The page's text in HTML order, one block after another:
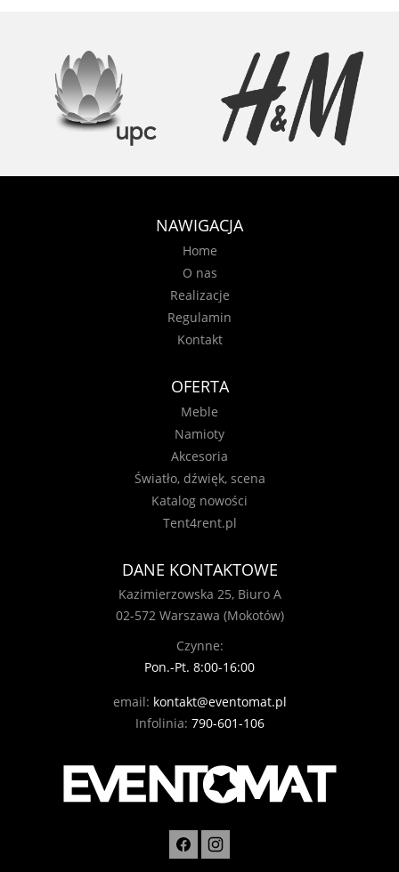
NAWIGACJA
Home
O nas
Realizacje
Regulamin
Kontakt
OFERTA
Meble
Namioty
Akcesoria
Światło, dźwięk, scena
Katalog nowości
Tent4rent.pl
DANE KONTAKTOWE
Kazimierzowska 25, Biuro A
02-572 Warszawa (Mokotów)
Czynne:
Pon.-Pt. 8:00-16:00
email: kontakt@eventomat.pl
Infolinia: 790-601-106